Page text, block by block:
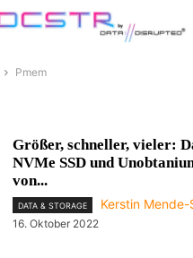
Pmem
Größer, schneller, vieler:
NVMe SSD und
von...
DATA & STORAGE Kerstin Mende-
16. Oktober 2022